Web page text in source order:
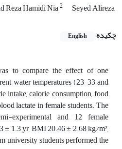
Reza Hamidi Nia2
Seyed Alireza
چکیده English
to compare the effect of one
water temperatures (23, 33 and
intake, calorie consumption, food
lactate in female students. The
experimental and 12 female
± 1.3 yr, BMI 20.46 ± 2.68 kg/m²,
university students performed the